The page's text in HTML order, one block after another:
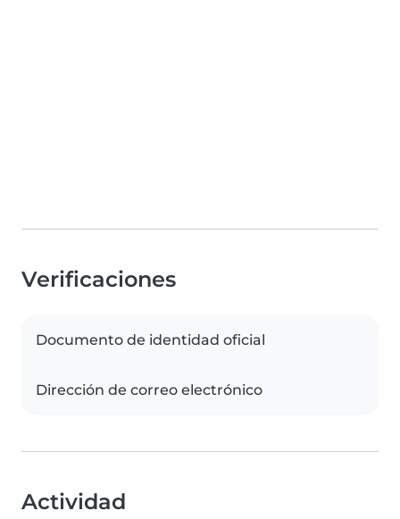
Verificaciones
Documento de identidad oficial
Dirección de correo electrónico
Actividad